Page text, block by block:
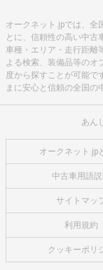
オークネット.jpでは、全
とに、信頼性の高い中古
車種・エリア・走行距離
よる検索、装備品等のオ
度から探すことが可能で
まに安心と信頼の全国の
あん
オークネット.jp
中古車用語
サイトマッ
利用規約
クッキーポリ